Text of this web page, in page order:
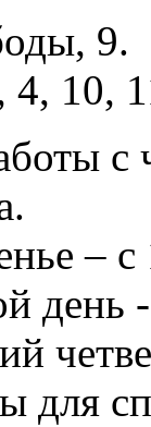
9.
4, 10,
с
–
день -
для